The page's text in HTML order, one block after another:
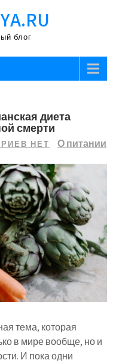
блог
диета
смерти
НЕТ О питании
тема, которая
в мире вообще, но и
И пока одни